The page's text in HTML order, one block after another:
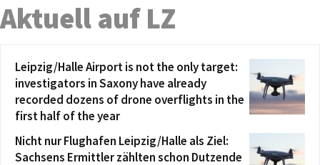
Aktuell auf LZ
Leipzig/Halle Airport is not the only target:
investigators in Saxony have already
recorded dozens of drone overflights in the
first half of the year
Nicht nur Flughafen Leipzig/Halle als Ziel:
Sachsens Ermittler zählten schon Dutzende